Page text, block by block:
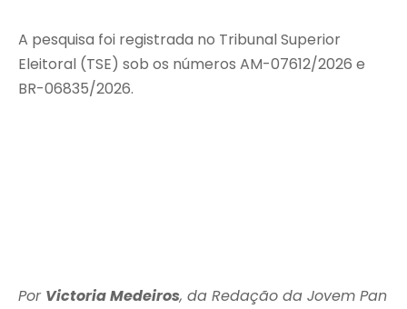
A pesquisa foi registrada no Tribunal Superior
Eleitoral (TSE) sob os números AM-07612/2026 e
BR-06835/2026.
Por Victoria Medeiros, da Redação da Jovem Pan